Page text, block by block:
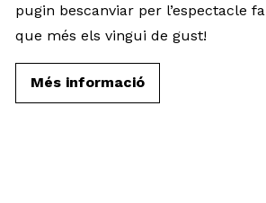
pugin bescanviar per l’espectacle
que més els vingui de gust!
Més informació